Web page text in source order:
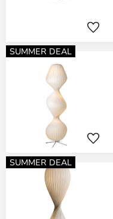
SUMMER DEAL
SUMMER DEAL